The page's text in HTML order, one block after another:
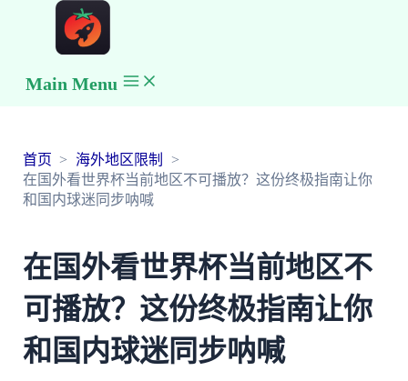
Main Menu
首页
海外地区限制
在国外看世界杯当前地区不可播放？这份终极指南让你
和国内球迷同步呐喊
在国外看世界杯当前地区不
可播放？这份终极指南让你
和国内球迷同步呐喊